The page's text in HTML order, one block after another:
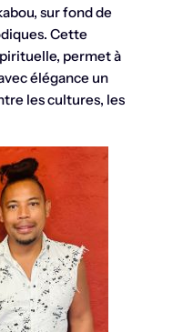
sur fond de
Cette
permet à
élégance un
les cultures, les